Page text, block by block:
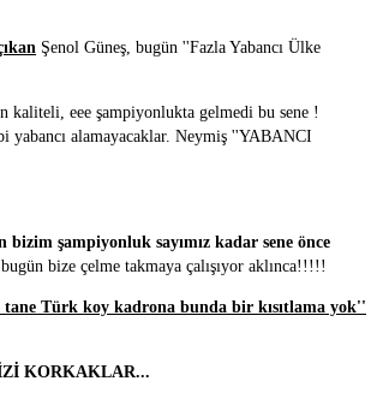
Şenol Güneş, bugün ''Fazla Yabancı Ülke
kaliteli, eee şampiyonlukta gelmedi bu sene !
yabancı alamayacaklar. Neymiş ''YABANCI
bizim şampiyonluk sayımız kadar sene önce
bize çelme takmaya çalışıyor aklınca!!!!!
Türk koy kadrona bunda bir kısıtlama yok''
KORKAKLAR...